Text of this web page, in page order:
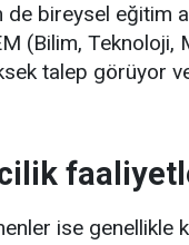
bireysel eğitim
(Bilim, Teknoloji,
talep görüyor
ise genellikle